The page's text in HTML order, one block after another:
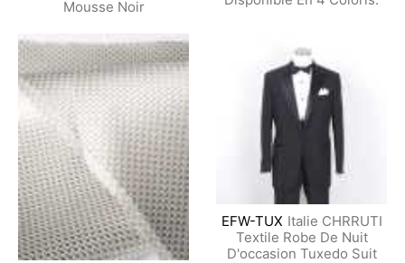
Mousse Noir
EFW-TUX Italie CHRRUTI
Textile Robe De Nuit
D'occasion Tuxedo Suit